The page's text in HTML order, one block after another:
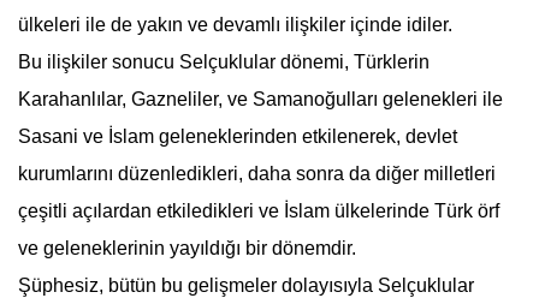
ülkeleri ile de yakın ve devamlı ilişkiler içinde idiler.
Bu ilişkiler sonucu Selçuklular dönemi, Türklerin
Karahanlılar, Gazneliler, ve Samanoğulları gelenekleri ile
Sasani ve İslam geleneklerinden etkilenerek, devlet
kurumlarını düzenledikleri, daha sonra da diğer milletleri
çeşitli açılardan etkiledikleri ve İslam ülkelerinde Türk örf
ve geleneklerinin yayıldığı bir dönemdir.
Şüphesiz, bütün bu gelişmeler dolayısıyla Selçuklular